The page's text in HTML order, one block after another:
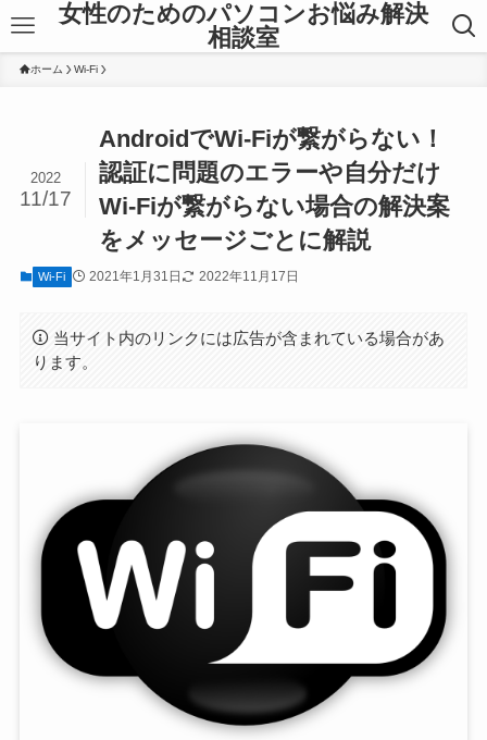
女性のためのパソコンお悩み解決
相談室
ホーム Wi-Fi
AndroidでWi-Fiが繋がらない！
認証に問題のエラーや自分だけ
Wi-Fiが繋がらない場合の解決案
をメッセージごとに解説
2022
11/17
Wi-Fi 2021年1月31日 2022年11月17日
当サイト内のリンクには広告が含まれている場合があ
ります。